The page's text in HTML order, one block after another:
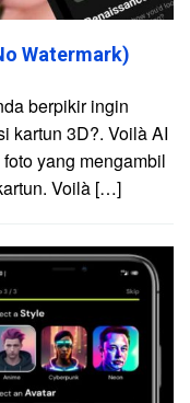
Watermark)
berpikir ingin
kartun 3D?. Voilà AI
yang mengambil
Voilà […]